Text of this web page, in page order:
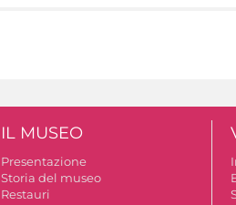
IL MUSEO
Presentazione
Storia del museo
Restauri